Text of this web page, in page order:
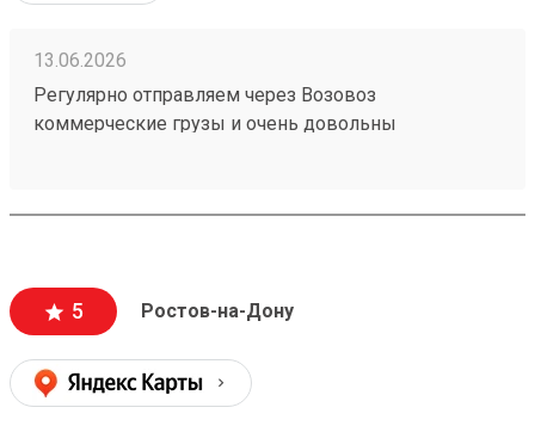
13.06.2026
Регулярно отправляем через Возовоз
коммерческие грузы и очень довольны
быстро. Персонал заслуживает отдельной похвалы
оформлением. Самое главное для нас — это
стопроцентная сохранность груза, коробки всегда
сроки соблюдаются. Рекомендую! (заказ №
260183788)
5 Ростов-на-Дону